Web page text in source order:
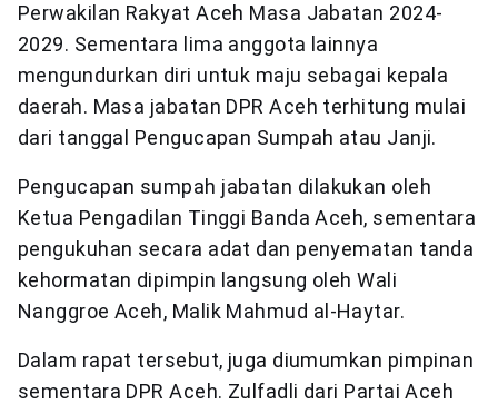
Perwakilan Rakyat Aceh Masa Jabatan 2024-
2029. Sementara lima anggota lainnya
mengundurkan diri untuk maju sebagai kepala
daerah. Masa jabatan DPR Aceh terhitung mulai
dari tanggal Pengucapan Sumpah atau Janji.
Pengucapan sumpah jabatan dilakukan oleh
Ketua Pengadilan Tinggi Banda Aceh, sementara
pengukuhan secara adat dan penyematan tanda
kehormatan dipimpin langsung oleh Wali
Nanggroe Aceh, Malik Mahmud al-Haytar.
Dalam rapat tersebut, juga diumumkan pimpinan
sementara DPR Aceh. Zulfadli dari Partai Aceh